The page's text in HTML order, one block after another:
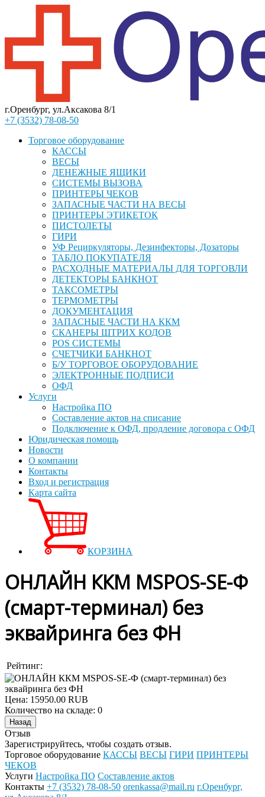
г.Оренбург, ул.Аксакова 8/1
+7 (3532) 78-08-50
Торговое оборудование
КАССЫ
ВЕСЫ
ДЕНЕЖНЫЕ ЯЩИКИ
СИСТЕМЫ ВЫЗОВА
ПРИНТЕРЫ ЧЕКОВ
ЗАПАСНЫЕ ЧАСТИ НА ВЕСЫ
ПРИНТЕРЫ ЭТИКЕТОК
ПИСТОЛЕТЫ
ГИРИ
УФ Рециркуляторы, Дезинфекторы, Дозаторы
ТАБЛО ПОКУПАТЕЛЯ
РАСХОДНЫЕ МАТЕРИАЛЫ ДЛЯ ТОРГОВЛИ
ДЕТЕКТОРЫ БАНКНОТ
ТАКСОМЕТРЫ
ТЕРМОМЕТРЫ
ДОКУМЕНТАЦИЯ
ЗАПАСНЫЕ ЧАСТИ НА ККМ
СКАНЕРЫ ШТРИХ КОДОВ
POS СИСТЕМЫ
СЧЕТЧИКИ БАНКНОТ
Б/У ТОРГОВОЕ ОБОРУДОВАНИЕ
ЭЛЕКТРОННЫЕ ПОДПИСИ
ОФД
Услуги
Настройка ПО
Составление актов на списание
Подключение к ОФД, продление договора с ОФД
Юридическая помощь
Новости
О компании
Контакты
Вход и регистрация
Карта сайта
КОРЗИНА
ОНЛАЙН ККМ MSPOS-SE-Ф
(смарт-терминал) без
эквайринга без ФН
Рейтинг:
Цена: 15950.00 RUB
Количество на складе: 0
Отзыв
Зарегистрируйтесь, чтобы создать отзыв.
Торговое оборудование КАССЫ ВЕСЫ ГИРИ ПРИНТЕРЫ
ЧЕКОВ
Услуги Настройка ПО Составление актов
Контакты +7 (3532) 78-08-50 orenkassa@mail.ru г.Оренбург,